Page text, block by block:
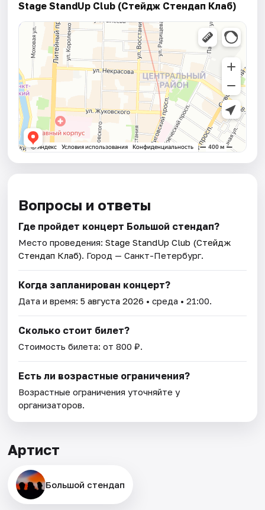
Stage StandUp Club (Стейдж Стендап Клаб)
Вопросы и ответы
Где пройдет концерт Большой стендап?
Место проведения:Stage StandUp Club (Стейдж
Стендап Клаб). Город — Санкт-Петербург.
Когда запланирован концерт?
Дата и время:5 августа 2026 • среда • 21:00.
Сколько стоит билет?
Стоимость билета: от 800 ₽.
Есть ли возрастные ограничения?
Возрастные ограничения уточняйте у
организаторов.
Артист
Большой стендап